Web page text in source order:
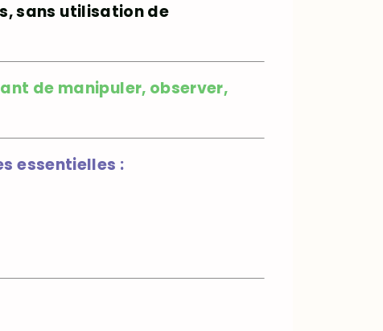
sans utilisation de
de manipuler, observer,
essentielles :